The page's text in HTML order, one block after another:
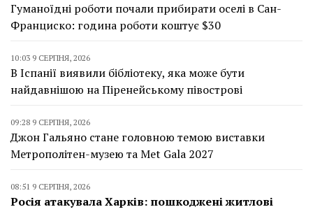
Гуманоїдні роботи почали прибирати оселі в Сан-
Франциско: година роботи коштує $30
10:03 9 СЕРПНЯ, 2026
В Іспанії виявили бібліотеку, яка може бути
найдавнішою на Піренейському півострові
09:28 9 СЕРПНЯ, 2026
Джон Гальяно стане головною темою виставки
Метрополітен-музею та Met Gala 2027
08:51 9 СЕРПНЯ, 2026
Росія атакувала Харків: пошкоджені житлові